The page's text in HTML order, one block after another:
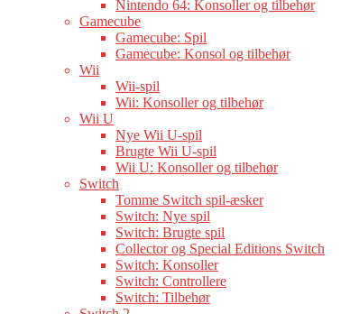
Nintendo 64: Konsoller og tilbehør
Gamecube
Gamecube: Spil
Gamecube: Konsol og tilbehør
Wii
Wii-spil
Wii: Konsoller og tilbehør
Wii U
Nye Wii U-spil
Brugte Wii U-spil
Wii U: Konsoller og tilbehør
Switch
Tomme Switch spil-æsker
Switch: Nye spil
Switch: Brugte spil
Collector og Special Editions Switch
Switch: Konsoller
Switch: Controllere
Switch: Tilbehør